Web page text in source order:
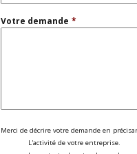
Votre demande *
Merci de décrire votre demande en
L'activité de votre entreprise.